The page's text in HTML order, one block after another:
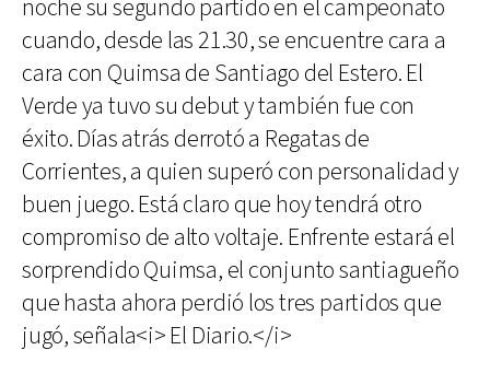
noche su segundo partido en el campeonato
cuando, desde las 21.30, se encuentre cara a
cara con Quimsa de Santiago del Estero. El
Verde ya tuvo su debut y también fue con
éxito. Días atrás derrotó a Regatas de
Corrientes, a quien superó con personalidad y
buen juego. Está claro que hoy tendrá otro
compromiso de alto voltaje. Enfrente estará el
sorprendido Quimsa, el conjunto santiagueño
que hasta ahora perdió los tres partidos que
jugó, señala<i> El Diario.</i>